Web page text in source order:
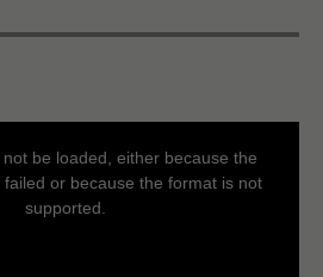
be loaded, either because the
or because the format is not
supported.